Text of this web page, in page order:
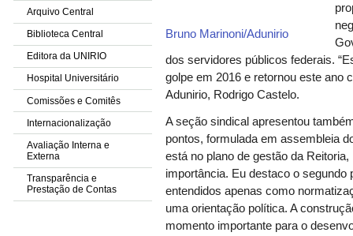
Arquivo Central
Biblioteca Central
Editora da UNIRIO
Hospital Universitário
Comissões e Comitês
Internacionalização
Avaliação Interna e
Externa
Transparência e
Prestação de Contas
Bruno Marinoni/Adunirio
dos servidores públicos federais.
golpe em 2016 e retornou este ano
Adunirio, Rodrigo Castelo.
A seção sindical apresentou
pontos, formulada em assembleia
está no plano de gestão da
importância. Eu destaco o
entendidos apenas como
uma orientação política. A
momento importante para o